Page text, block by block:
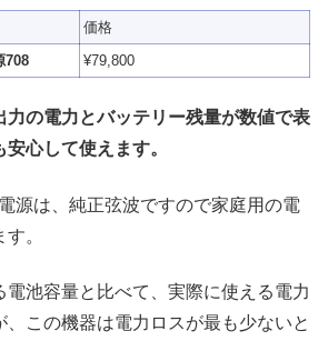
価格
708
¥79,800
力の電力とバッテリー残量が数値で表
心して使えます。
源は、純正弦波ですので家庭用の電
。
電池容量と比べて、実際に使える電力
、この機器は電力ロスが最も少ないと